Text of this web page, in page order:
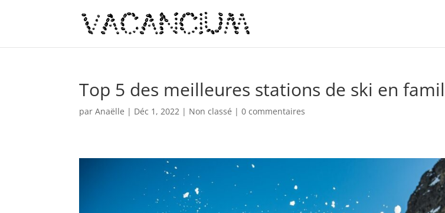
Top 5 des meilleures stations de ski en
parAnaëlle | Déc 1, 2022 | Non classé |0 commentaires